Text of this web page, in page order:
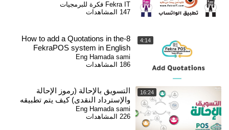
Fekra IT فكرة للبرمجيات
147 المشاهدات
4:14
8-How to add a Quotations in the
FekraPOS system in English
Eng Hamada sami
186 المشاهدات
16:24
التسويق بالإحالة (رموز الإحالة
والإسترداد النقدي) كيف يتم تطبيقه
ببرنامج FekraPOS
Eng Hamada sami
226 المشاهدات